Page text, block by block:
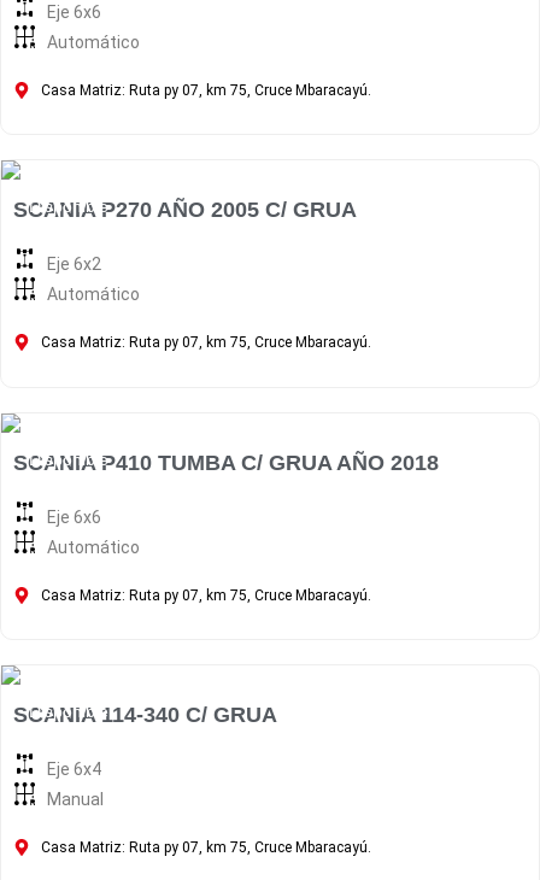
Eje 6x6
Automático
Casa Matriz: Ruta py 07, km 75, Cruce Mbaracayú.
Disponible
SCANIA P270 AÑO 2005 C/ GRUA
Eje 6x2
Automático
Casa Matriz: Ruta py 07, km 75, Cruce Mbaracayú.
Disponible
SCANIA P410 TUMBA C/ GRUA AÑO 2018
Eje 6x6
Automático
Casa Matriz: Ruta py 07, km 75, Cruce Mbaracayú.
Disponible
SCANIA 114-340 C/ GRUA
Eje 6x4
Manual
Casa Matriz: Ruta py 07, km 75, Cruce Mbaracayú.